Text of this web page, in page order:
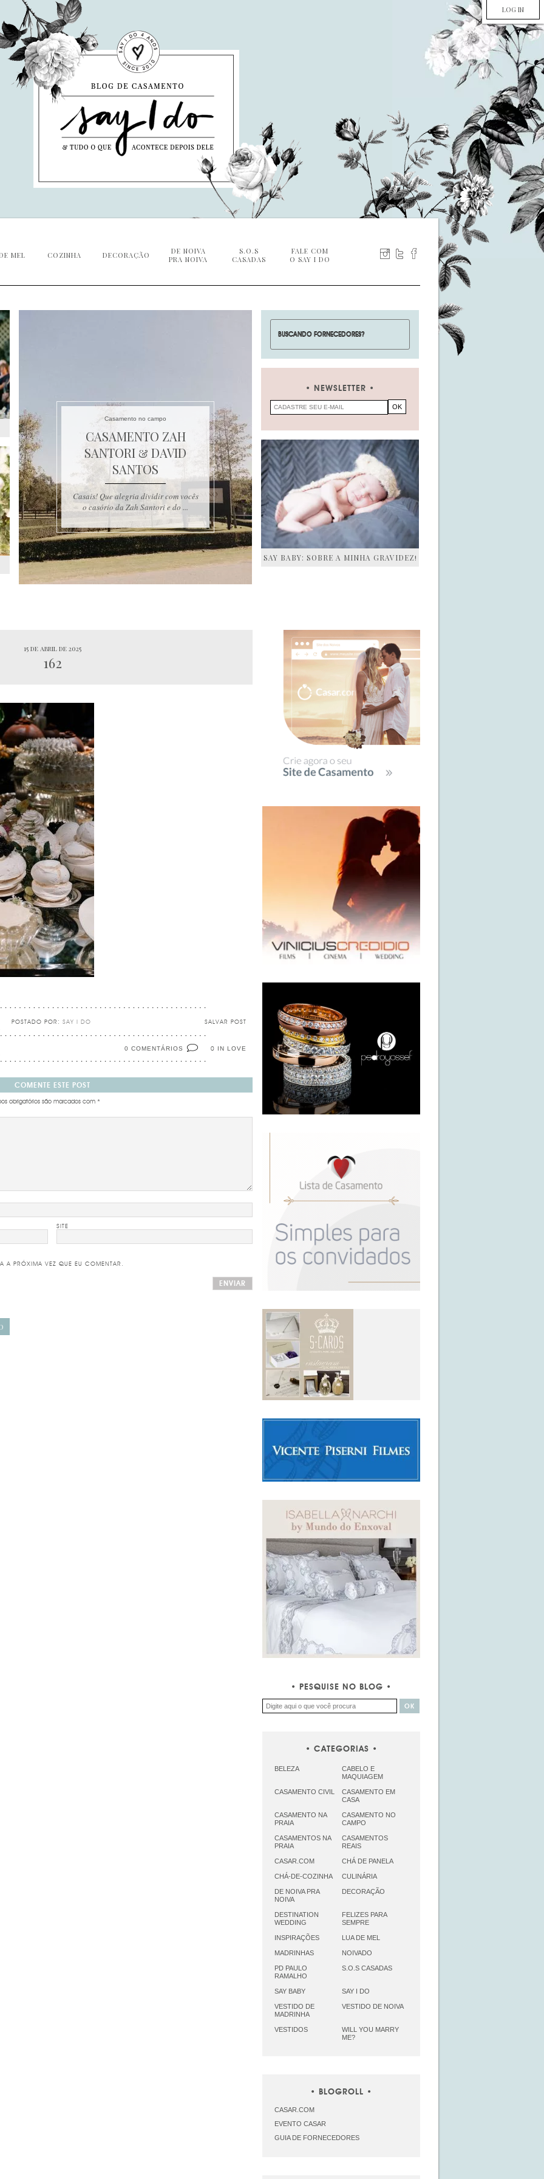
LOG IN
MEL COZINHA DECORAÇÃO
DE NOIVA
PRA NOIVA
S.O.S
CASADAS
FALE COM
O SAY I DO
Casamento no campo
CASAMENTO ZAH
SANTORI & DAVID
SANTOS
Casais! Que alegria dividir com vocês
o casório da Zah Santori e do ...
NEWSLETTER
SAY BABY: SOBRE A MINHA GRAVIDEZ!
15 de abril de 2025
162
SALVAR POST
POSTADO POR: SAY I DO
0 IN LOVE
0 COMENTÁRIOS
COMENTE ESTE POST
obrigatórios são marcados com *
SITE
A PRÓXIMA VEZ QUE EU COMENTAR.
SIDEBAR
PESQUISE NO BLOG
CATEGORIAS
BELEZA
CABELO E
MAQUIAGEM
CASAMENTO CIVIL
CASAMENTO EM
CASA
CASAMENTO NA
PRAIA
CASAMENTO NO
CAMPO
CASAMENTOS NA
PRAIA
CASAMENTOS
REAIS
CASAR.COM CHÁ DE PANELA
CHÁ-DE-COZINHA CULINÁRIA
DE NOIVA PRA
NOIVA
DECORAÇÃO
DESTINATION
WEDDING
FELIZES PARA
SEMPRE
INSPIRAÇÕES LUA DE MEL
MADRINHAS NOIVADO
PD PAULO
RAMALHO
S.O.S CASADAS
SAY BABY SAY I DO
VESTIDO DE
MADRINHA
VESTIDO DE NOIVA
VESTIDOS
WILL YOU MARRY
ME?
BLOGROLL
CASAR.COM
EVENTO CASAR
GUIA DE FORNECEDORES